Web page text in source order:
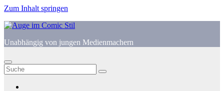
Zum Inhalt springen
Unabhängig von jungen Medienmachern